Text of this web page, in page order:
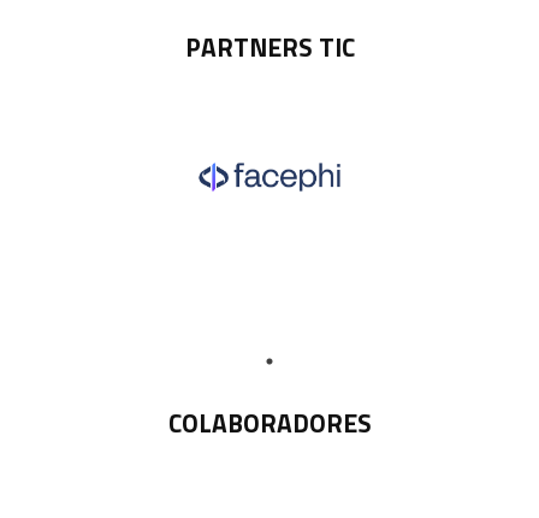
PARTNERS TIC
COLABORADORES